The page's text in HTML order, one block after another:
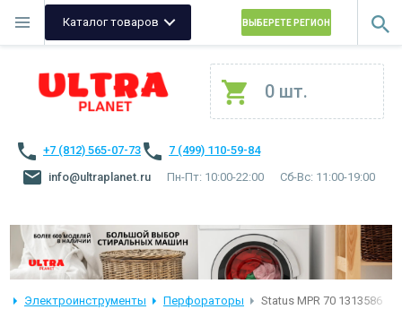
Каталог товаров ВЫБЕРЕТЕ РЕГИОН
0 шт.
+7 (812) 565-07-73
7 (499) 110-59-84
info@ultraplanet.ru
Пн-Пт: 10:00-22:00 Сб-Вс: 11:00-19:00
Электроинструменты Перфораторы Status MPR 70 1313586